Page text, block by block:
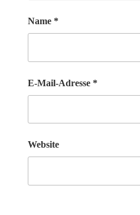
Name *
E-Mail-Adresse *
Website